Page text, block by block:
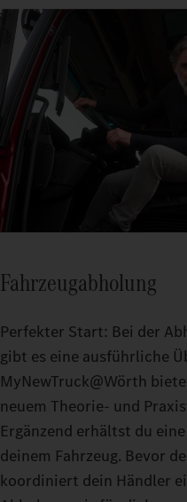
Fahrzeugabholung
Perfekter Start: Bei der
gibt es eine ausführliche
MyNewTruck@Wörth
neuem Theorie- und
Ergänzend erhältst du
deinem Fahrzeug. Bevor
koordiniert dein Händler